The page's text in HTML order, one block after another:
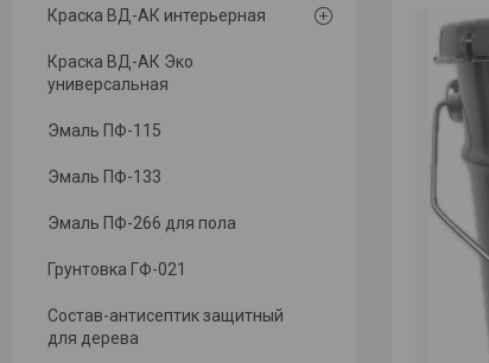
Краска ВД-АК интерьерная
Краска ВД-АК Эко
универсальная
Эмаль ПФ-115
Эмаль ПФ-133
Эмаль ПФ-266 для пола
Грунтовка ГФ-021
Состав-антисептик защитный
для дерева